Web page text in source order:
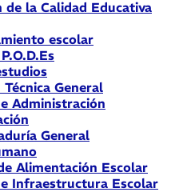
de la Calidad Educativa
escolar
Técnica General
Administración
General
Alimentación Escolar
Infraestructura Escolar